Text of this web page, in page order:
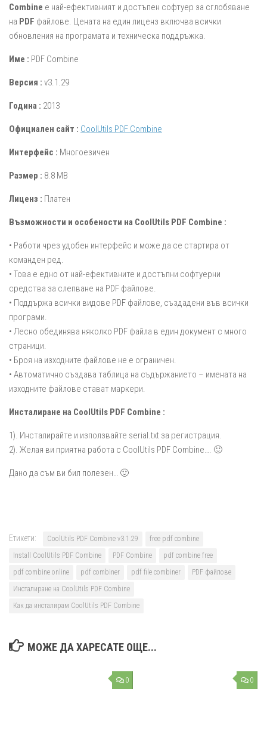
Combine е най-ефективният и достъпен софтуер за сглобяване
на PDF файлове. Цената на един лиценз включва всички
обновления на програмата и техническа поддръжка.
Име : PDF Combine
Версия : v3.1.29
Година : 2013
Официален сайт : CoolUtils PDF Combine
Интерфейс : Многоезичен
Размер : 8.8 MB
Лиценз : Платен
Възможности и особености на CoolUtils PDF Combine :
• Работи чрез удобен интерфейс и може да се стартира от
команден ред.
• Това е едно от най-ефективните и достъпни софтуерни
средства за слепване на PDF файлове.
• Поддържа всички видове PDF файлове, създадени във всички
програми.
• Лесно обединява няколко PDF файла в един документ с много
страници.
• Броя на изходните файлове не е ограничен.
• Автоматично създава таблица на съдържанието – имената на
изходните файлове стават маркери.
Инсталиране на CoolUtils PDF Combine :
1). Инсталирайте и използвайте serial.txt за регистрация.
2). Желая ви приятна работа с CoolUtils PDF Combine…. 🙂
Дано да съм ви бил полезен… 🙂
Етикети: CoolUtils PDF Combine v3.1.29
free pdf combine
Install CoolUtils PDF Combine
PDF Combine
pdf combine free
pdf combine online
pdf combiner pdf file combiner
PDF файлове
Инсталиране на CoolUtils PDF Combine
Как да инсталирам CoolUtils PDF Combine
МОЖЕ ДА ХАРЕСАТЕ ОЩЕ...
0 0